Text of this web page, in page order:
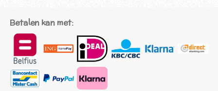
Betalen kan met: